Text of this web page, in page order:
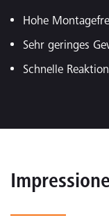
Hohe
Sehr geringes
Schnelle